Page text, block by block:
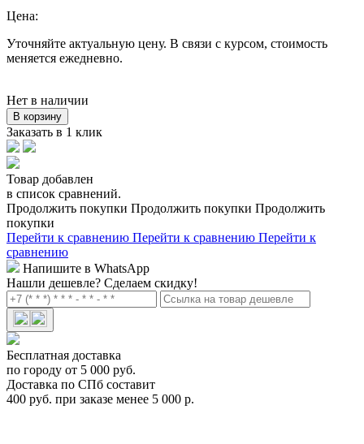
Цена:
Уточняйте актуальную цену. В связи с курсом, стоимость
меняется ежедневно.
Нет в наличии
В корзину
Заказать в 1 клик
Товар добавлен
в список сравнений.
Продолжить покупки Продолжить покупки Продолжить
покупки
Перейти к сравнению Перейти к сравнению Перейти к
сравнению
Напишите в WhatsApp
Нашли дешевле? Сделаем скидку!
Бесплатная доставка
по городу от 5 000 руб.
Доставка по СПб составит
400 руб. при заказе менее 5 000 р.